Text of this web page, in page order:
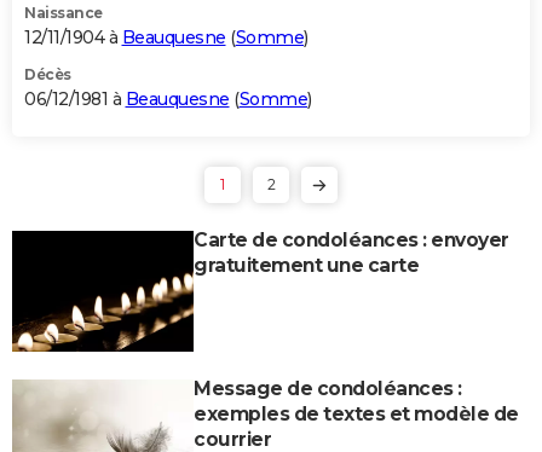
Naissance
12/11/1904 à Beauquesne (Somme)
Décès
06/12/1981 à Beauquesne (Somme)
1 2
Carte de condoléances : envoyer
gratuitement une carte
Message de condoléances :
exemples de textes et modèle de
courrier